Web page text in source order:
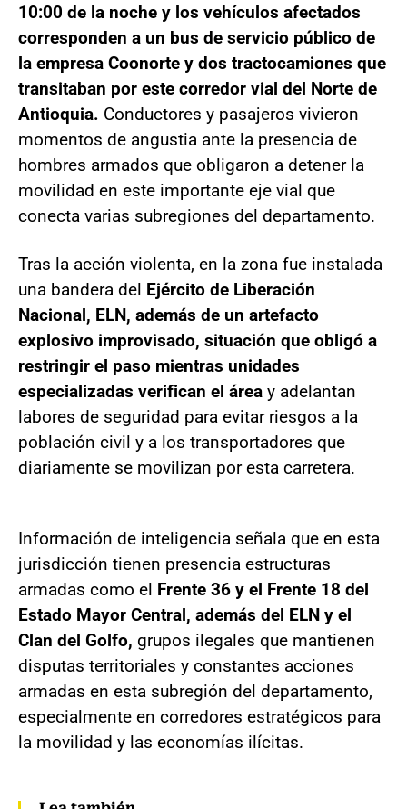
10:00 de la noche y los vehículos afectados
corresponden a un bus de servicio público de
la empresa Coonorte y dos tractocamiones que
transitaban por este corredor vial del Norte de
Antioquia. Conductores y pasajeros vivieron
momentos de angustia ante la presencia de
hombres armados que obligaron a detener la
movilidad en este importante eje vial que
conecta varias subregiones del departamento.
Tras la acción violenta, en la zona fue instalada
una bandera del Ejército de Liberación
Nacional, ELN, además de un artefacto
explosivo improvisado, situación que obligó a
restringir el paso mientras unidades
especializadas verifican el área y adelantan
labores de seguridad para evitar riesgos a la
población civil y a los transportadores que
diariamente se movilizan por esta carretera.
Información de inteligencia señala que en esta
jurisdicción tienen presencia estructuras
armadas como el Frente 36 y el Frente 18 del
Estado Mayor Central, además del ELN y el
Clan del Golfo, grupos ilegales que mantienen
disputas territoriales y constantes acciones
armadas en esta subregión del departamento,
especialmente en corredores estratégicos para
la movilidad y las economías ilícitas.